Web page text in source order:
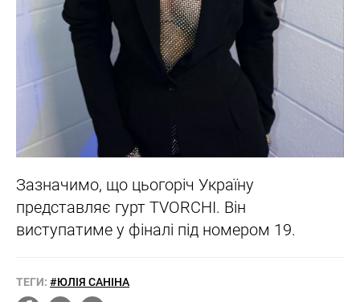
Зазначимо, що цьогоріч Україну
представляє гурт TVORCHI. Він
виступатиме у фіналі під номером 19.
ТЕГИ: #ЮЛІЯ САНІНА